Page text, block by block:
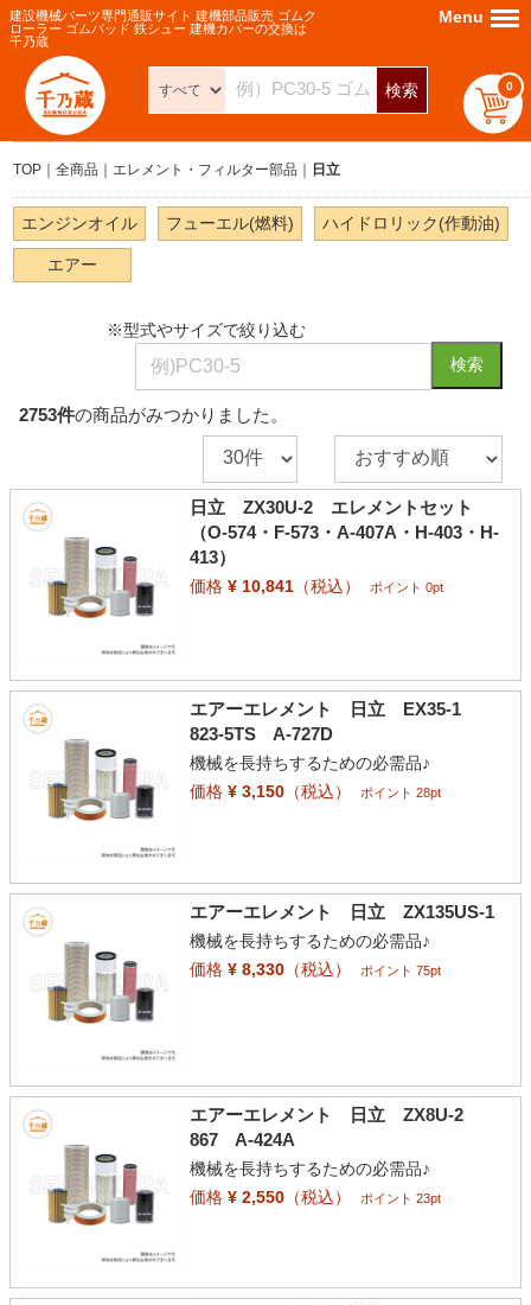
建設機械パーツ専門通販サイト 建機部品販売 ゴムク
ローラー ゴムパッド 鉄シュー 建機カバーの交換は
千乃蔵
検索 0
Menu Menu
TOP 全商品 エレメント・フィルター部品 日立
エンジンオイル フューエル(燃料) ハイドロリック(作動油)
エアー
※型式やサイズで絞り込む
検索
2753件の商品がみつかりました。
日立 ZX30U-2 エレメントセット
（O-574・F-573・A-407A・H-403・H-
413）
価格¥ 10,841（税込） ポイント 0pt
エアーエレメント 日立 EX35-1
823-5TS A-727D
機械を長持ちするための必需品♪
価格¥ 3,150（税込） ポイント 28pt
エアーエレメント 日立 ZX135US-1
機械を長持ちするための必需品♪
価格¥ 8,330（税込） ポイント 75pt
エアーエレメント 日立 ZX8U-2
867 A-424A
機械を長持ちするための必需品♪
価格¥ 2,550（税込） ポイント 23pt